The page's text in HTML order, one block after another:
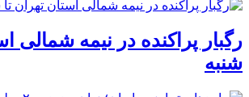
رگبار پراکنده در نیمه شمالی
شنبه